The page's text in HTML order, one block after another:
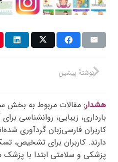
نوشتهٔ پیشین
هشدار: مقالات مربوط به بخش
بارداری، زیبایی، روانشناسی
کاربران فارسی‌زبان گردآوری
دارند. کاربران برای تشخیص،
پزشکی و سلامتی ابتدا با